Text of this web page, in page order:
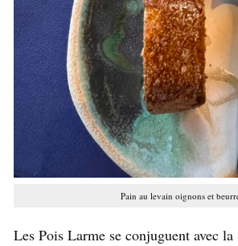
Pain au levain oignons et
Les Pois Larme se conjuguent avec